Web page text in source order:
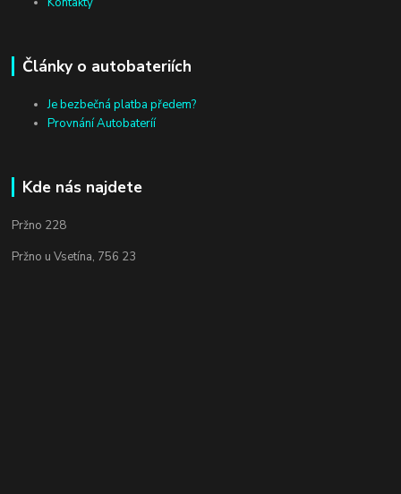
Články o autobateriích
Je bezbečná platba předem?
Provnání Autobateríí
Kde nás najdete
Pržno 228
Pržno u Vsetína, 756 23